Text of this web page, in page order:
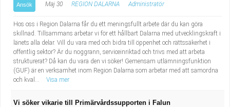
Ansök Maj 30 REGION DALARNA Administratör
Hos oss i Region Dalarna får du ett meningsfullt arbete där du kan göra
skillnad. Tillsammans arbetar vi för ett hållbart Dalarna med utvecklingskraft i
länets alla delar. Vill du vara med och bidra till öppenhet och rättssäkerhet i
offentlig sektor? Är du noggrann, serviceinriktad och trivs med att arbeta
strukturerat? Då kan du vara den vi söker! Gemensam utlämningsfunktion
(GUF) är en verksamhet inom Region Dalarna som arbetar med att samordna
och kval...
Visa mer
Vi söker vikarie till Primärvårdssupporten i Falun